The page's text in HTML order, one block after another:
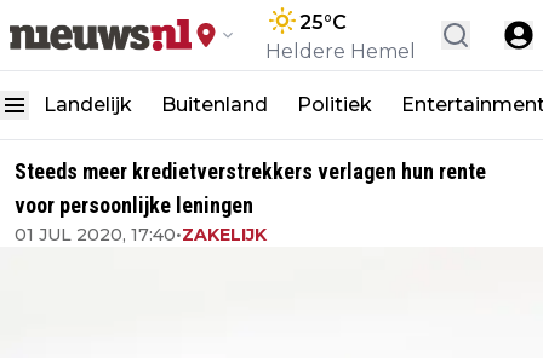
25°C
Heldere Hemel
Landelijk Buitenland Politiek
Steeds meer kredietverstrekkers verlagen hun rente
voor persoonlijke leningen
01 JUL 2020, 17:40•ZAKELIJK